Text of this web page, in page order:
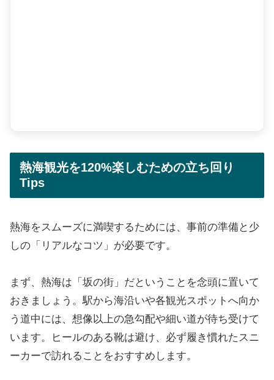
熱海観光を120%楽しむための立ち回り
Tips
熱海をスムーズに満喫するためには、事前の準備と少
しの「リアルなコツ」が必要です。
まず、熱海は「坂の街」だということを念頭に置いて
おきましょう。駅から海沿いや各観光スポットへ向か
う道中には、想像以上の急勾配や細い道が待ち受けて
います。ヒールのある靴は避け、必ず履き慣れたスニ
ーカーで訪れることをおすすめします。